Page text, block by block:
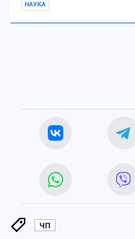
НАУКА
ЧП